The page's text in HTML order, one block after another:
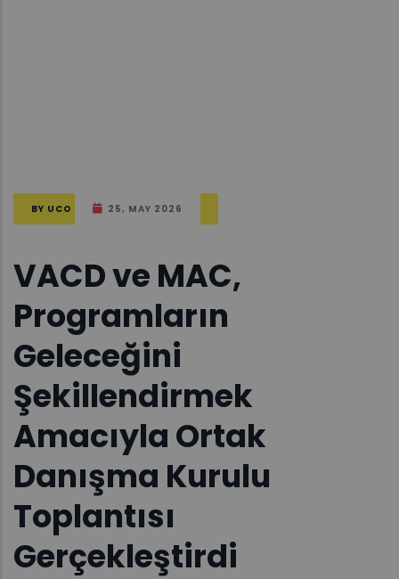
BY UCO 25, MAY 2026
VACD ve MAC,
Programların
Geleceğini
Şekillendirmek
Amacıyla Ortak
Danışma Kurulu
Toplantısı
Gerçekleştirdi